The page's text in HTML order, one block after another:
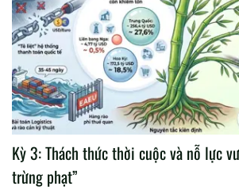
Kỳ 3: Thách thức thời cuộc và nỗ lực
trừng phạt”